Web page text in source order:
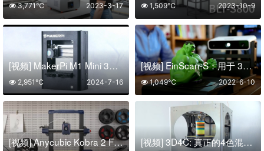
2023-3-17
3,771℃ 2023-10-9
1,509℃
[视频] MakerPi M1 Mini 3D打印机：一键打印 无需调平
2024-7-16
2,951℃
[视频] EinScan-S：用于 3D 打印的快速、准确、安全的3D扫描仪
2022-6-10
1,049℃
[视频] Anycubic Kobra 2 FDM 3D打印机 以实惠的价格带来5倍的打印速度 [视频] 3D4C: 真正的4色混合3D打印机(CMYK )